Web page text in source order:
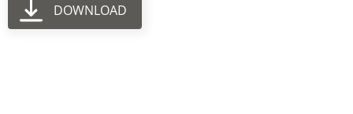
DOWNLOAD